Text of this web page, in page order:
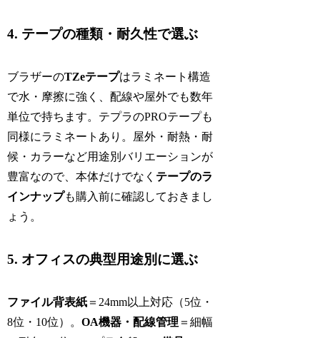
4. テープの種類・耐久性で選ぶ
ブラザーのTZeテープはラミネート構造
で水・摩擦に強く、配線や屋外でも数年
単位で持ちます。テプラのPROテープも
同様にラミネートあり。屋外・耐熱・耐
候・カラーなど用途別バリエーションが
豊富なので、本体だけでなく テープのラ
インナップも購入前に確認しておきまし
ょう。
5. オフィスの典型用途別に選ぶ
ファイル背表紙 ＝24mm以上対応（5位・
8位・10位）。OA機器・配線管理 ＝細幅